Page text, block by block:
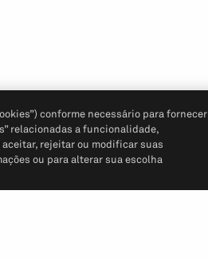
conforme necessário para fornecer
relacionadas a funcionalidade,
rejeitar ou modificar suas
ou para alterar sua escolha